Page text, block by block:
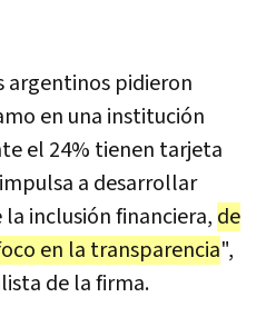
argentinos pidieron
en una institución
el 24% tienen tarjeta
a desarrollar
inclusión financiera, de
en la transparencia",
de la firma.